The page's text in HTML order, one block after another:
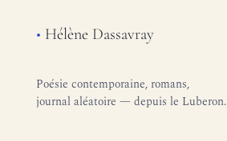
• Hélène Dassavray
Poésie contemporaine, romans,
journal aléatoire — depuis le Luberon.